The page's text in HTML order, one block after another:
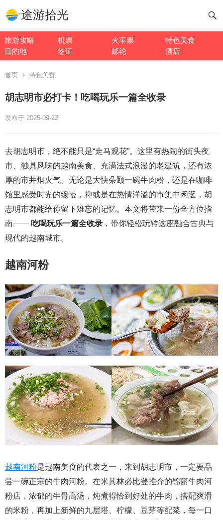
途游拾光
旅游攻略 机票 火车票
特色美食
目的地
签证 邮轮 酒店
首页 特色美食
胡志明市必打卡！吃喝玩乐一篇全收录
发布于 2025-09-22
去胡志明市，绝不能只是“走马观花”。这里有热闹的街头夜
市、独具风味的越南美食、充满法式浪漫的老建筑，还有浓
厚的市井烟火气。无论是大快朵颐一碗牛肉粉，还是在咖啡
馆里感受时光的缓慢，抑或是在热情洋溢的市集中闲逛，胡
志明市都能给你留下难忘的记忆。本文将带来一份全方位指
南—— 吃喝玩乐一篇全收录 ，带你轻松玩转这座融合古典与
现代的越南城市。
越南河粉
越南河粉是越南美食的代表之一，来到胡志明市，一定要品
尝一碗正宗的牛肉河粉。在米其林必比登推介的锦丽牛肉河
粉店，浓郁的牛骨高汤，炖煮得恰到好处的牛肉，搭配爽滑
的米粉，再加上新鲜的九层塔、柠檬、豆芽等配菜，每一口